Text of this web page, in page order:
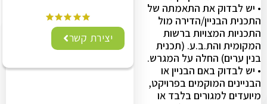
• יש לבדוק את התאמתה של
התכנית הבניין/הדירה מול
התכניות המצויות ברשות
המקומית והת.ב.ע. (תכנית
בנין ערים) החלה על המגרש.
• יש לבדוק באם הבניין או
הבניינים המוקמים בפרויקט,
מיועדים למגורים בלבד או
יצירת קשר